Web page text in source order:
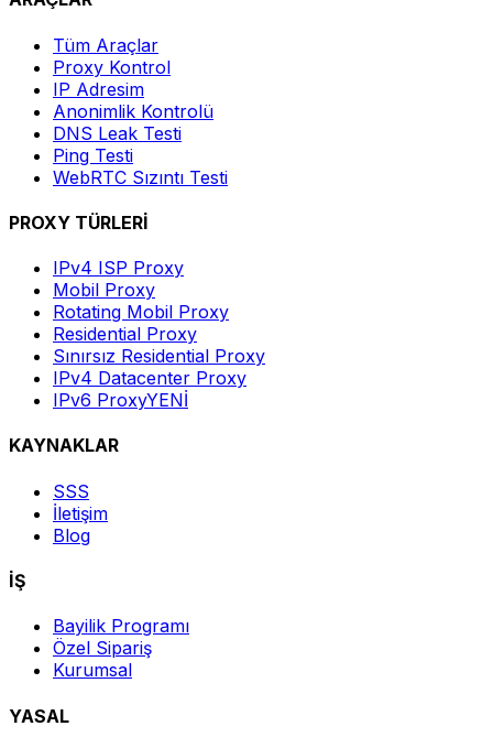
Tüm Araçlar
Proxy Kontrol
IP Adresim
Anonimlik Kontrolü
DNS Leak Testi
Ping Testi
WebRTC Sızıntı Testi
PROXY TÜRLERİ
IPv4 ISP Proxy
Mobil Proxy
Rotating Mobil Proxy
Residential Proxy
Sınırsız Residential Proxy
IPv4 Datacenter Proxy
IPv6 ProxyYENİ
KAYNAKLAR
SSS
İletişim
Blog
İŞ
Bayilik Programı
Özel Sipariş
Kurumsal
YASAL